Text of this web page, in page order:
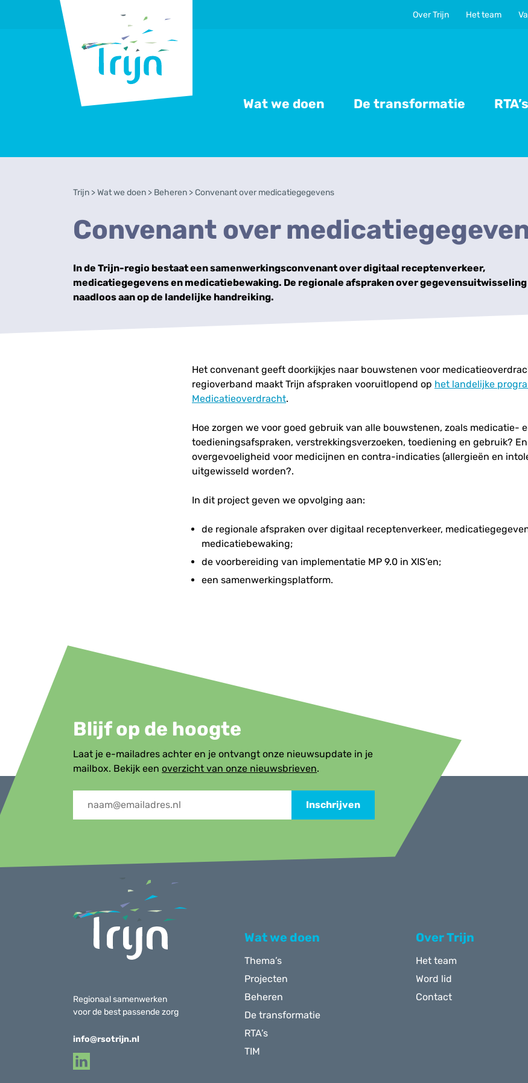
Wat we doen De transformatie RTA’s
Over Trijn Het team
Trijn >Wat we doen > Beheren > Convenant over medicatiegegevens
Convenant over
In de Trijn-regio bestaat een samenwerkingsconvenant over digitaal receptenverkeer,
medicatiegegevens en medicatiebewaking. De regionale afspraken over
naadloos aan op de landelijke handreiking.
Het convenant geeft doorkijkjes naar bouwstenen voor
regioverband maakt Trijn afspraken vooruitlopend op het landelijke
Medicatieoverdracht.
Hoe zorgen we voor goed gebruik van alle bouwstenen, zoals medicatie-
toedieningsafspraken, verstrekkingsverzoeken, toediening en gebruik?
overgevoeligheid voor medicijnen en contra-indicaties (allergieën en
uitgewisseld worden?.
In dit project geven we opvolging aan:
de regionale afspraken over digitaal receptenverkeer,
medicatiebewaking;
de voorbereiding van implementatie MP 9.0 in XIS’en;
een samenwerkingsplatform.
Blijf op de hoogte
Laat je e-mailadres achter en je ontvangt onze nieuwsupdate in je
mailbox. Bekijk eenoverzicht van onze nieuwsbrieven.
Inschrijven
Regionaal samenwerken
voor de best passende zorg
info@rsotrijn.nl
Wat we doen
Thema’s
Projecten
Beheren
De transformatie
RTA’s
TIM
Over Trijn
Het team
Word lid
Contact